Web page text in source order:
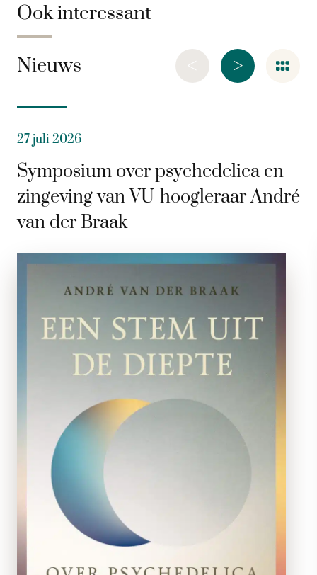
Ook interessant
Nieuws >
<
27 juli 2026
Symposium over psychedelica en
zingeving van VU-hoogleraar André
van der Braak